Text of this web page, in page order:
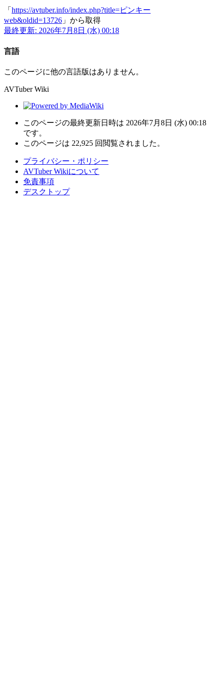
「 https://avtuber.info/index.php?title=ピンキー
web&oldid=13726 」から取得
最終更新: 2026年7月8日 (水) 00:18
言語
このページに他の言語版はありません。
AVTuber Wiki
このページの最終更新日時は 2026年7月8日 (水) 00:18
です。
このページは 22,925 回閲覧されました。
プライバシー・ポリシー
AVTuber Wikiについて
免責事項
デスクトップ